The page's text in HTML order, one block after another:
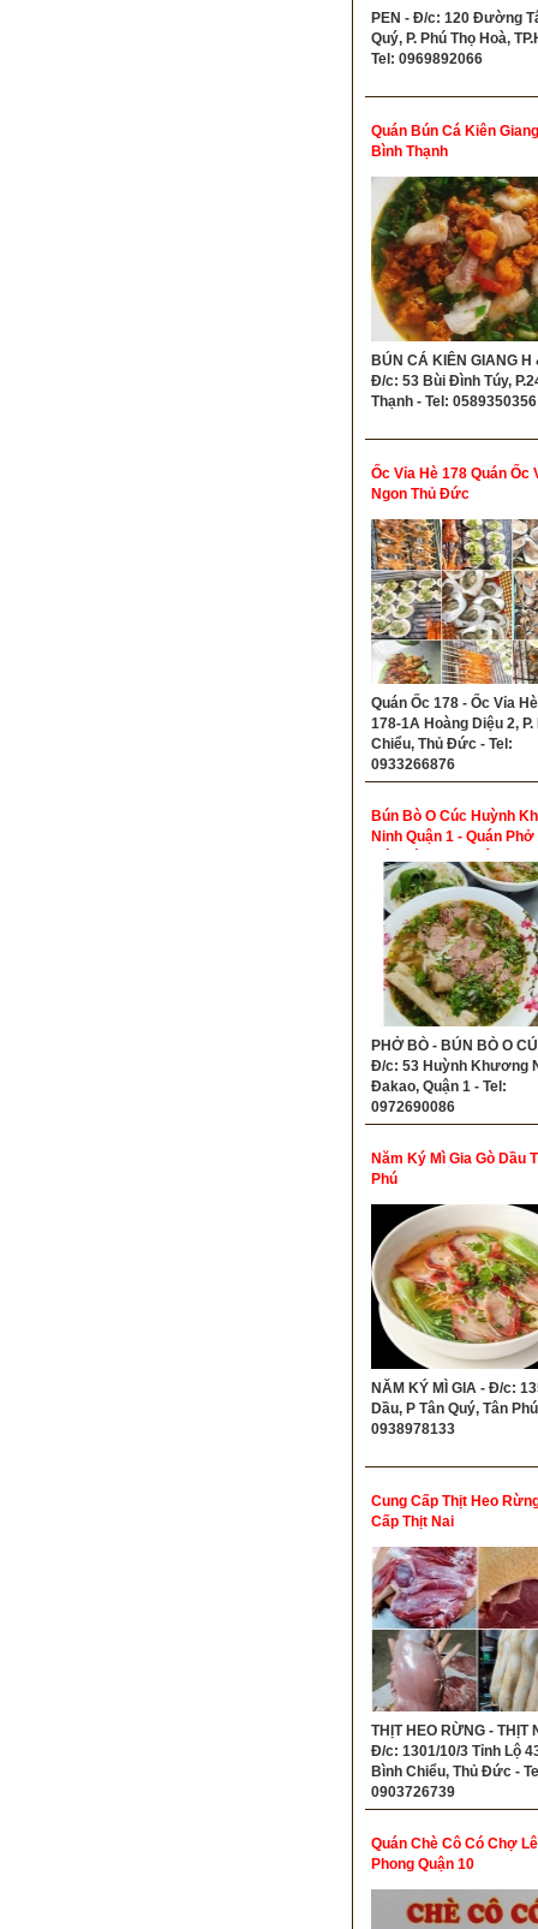
PEN - Đ/c: 120 Đường
Quý, P. Phú Thọ Hoà,
Tel: 0969892066
Quán Bún Cá Kiên
Bình Thạnh
BÚN CÁ KIÊN GIANG H
Đ/c: 53 Bùi Đình Túy,
Thạnh - Tel: 0589350356
Ốc Vỉa Hè 178 Quán Ốc
Ngon Thủ Đức
Quán Ốc 178 - Ốc Vỉa
178-1A Hoàng Diệu 2, P.
Chiểu, Thủ Đức - Tel:
0933266876
Bún Bò O Cúc Huỳnh
Ninh Quận 1 - Quán Phở
PHỞ BÒ - BÚN BÒ O
Đ/c: 53 Huỳnh Khương
Đakao, Quận 1 - Tel:
0972690086
Năm Ký Mì Gia Gò Dầu
Phú
NĂM KÝ MÌ GIA - Đ/c:
Dầu, P Tân Quý, Tân
0938978133
Cung Cấp Thịt Heo
Cấp Thịt Nai
THỊT HEO RỪNG - THỊT
Đ/c: 1301/10/3 Tỉnh Lộ
Bình Chiểu, Thủ Đức -
0903726739
Quán Chè Cô Có Chợ
Phong Quận 10